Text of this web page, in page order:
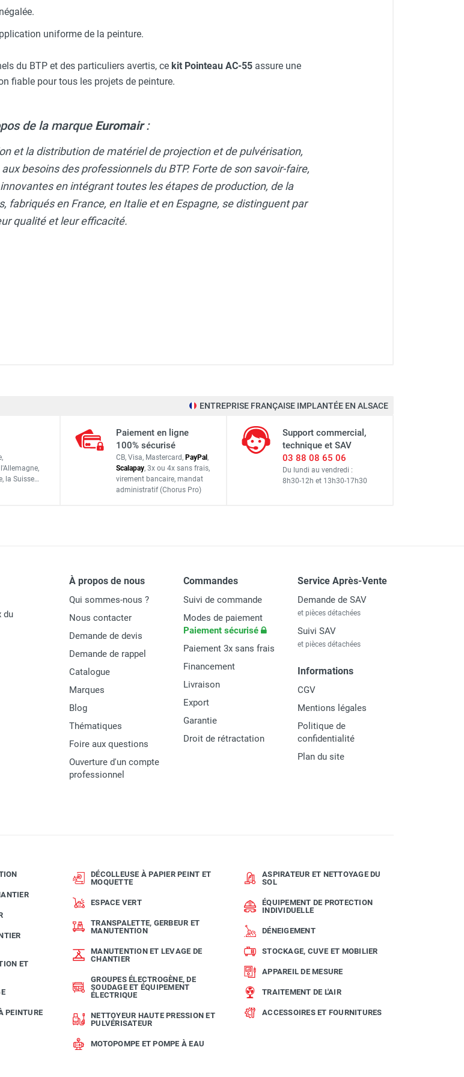
uniforme de la peinture.
du BTP et des particuliers avertis, ce kit Pointeau AC-55 assure une
fiable pour tous les projets de peinture.
de la marque Euromair:
et la distribution de matériel de projection et de pulvérisation,
besoins des professionnels du BTP. Forte de son savoir-faire,
en intégrant toutes les étapes de production, de la
fabriqués en France, en Italie et en Espagne, se distinguent par
qualité et leur efficacité.
ENTREPRISE FRANÇAISE IMPLANTÉE EN ALSACE
l'Allemagne,
la Suisse…
Paiement en ligne
100% sécurisé
CB, Visa, Mastercard, PayPal,
Scalapay, 3x ou 4x sans frais,
virement bancaire, mandat
administratif (Chorus Pro)
Support commercial,
technique et SAV
03 88 08 65 06
Du lundi au vendredi :
8h30-12h et 13h30-17h30
du
À propos de nous
Qui sommes-nous ?
Nous contacter
Demande de devis
Demande de rappel
Catalogue
Marques
Blog
Thématiques
Foire aux questions
Ouverture d'un compte
professionnel
Commandes
Suivi de commande
Modes de paiement
Paiement sécurisé
Paiement 3x sans frais
Financement
Livraison
Export
Garantie
Droit de rétractation
Service Après-Vente
Demande de SAV
et pièces détachées
Suivi SAV
et pièces détachées
Informations
CGV
Mentions légales
Politique de
confidentialité
Plan du site
ET
PEINTURE
DÉCOLLEUSE À PAPIER PEINT ET
MOQUETTE
ESPACE VERT
TRANSPALETTE, GERBEUR ET
MANUTENTION
MANUTENTION ET LEVAGE DE
CHANTIER
GROUPES ÉLECTROGÈNE, DE
SOUDAGE ET ÉQUIPEMENT
ÉLECTRIQUE
NETTOYEUR HAUTE PRESSION ET
PULVÉRISATEUR
MOTOPOMPE ET POMPE À EAU
ASPIRATEUR ET NETTOYAGE DU
SOL
ÉQUIPEMENT DE PROTECTION
INDIVIDUELLE
DÉNEIGEMENT
STOCKAGE, CUVE ET MOBILIER
APPAREIL DE MESURE
TRAITEMENT DE L'AIR
ACCESSOIRES ET FOURNITURES